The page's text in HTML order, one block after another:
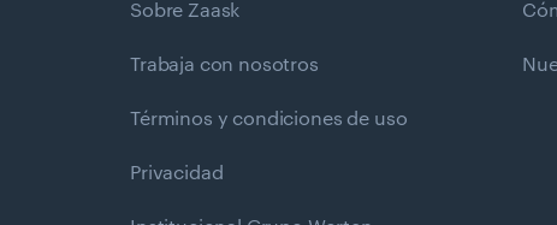
Sobre Zaask
Trabaja con nosotros
Términos y condiciones de uso
Privacidad